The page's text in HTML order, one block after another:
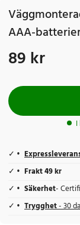
AAA-
Pris: 89 kr
89 kr
I
Frakt 49 kr
Säkerhet-
Trygghet- 30